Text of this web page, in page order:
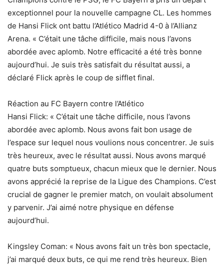
exceptionnel pour la nouvelle campagne CL. Les hommes
de Hansi Flick ont battu l’Atlético Madrid 4-0 à l’Allianz
Arena. « C’était une tâche difficile, mais nous l’avons
abordée avec aplomb. Notre efficacité a été très bonne
aujourd’hui. Je suis très satisfait du résultat aussi, a
déclaré Flick après le coup de sifflet final.
Réaction au FC Bayern contre l’Atlético
Hansi Flick: « C’était une tâche difficile, nous l’avons
abordée avec aplomb. Nous avons fait bon usage de
l’espace sur lequel nous voulions nous concentrer. Je suis
très heureux, avec le résultat aussi. Nous avons marqué
quatre buts somptueux, chacun mieux que le dernier. Nous
avons apprécié la reprise de la Ligue des Champions. C’est
crucial de gagner le premier match, on voulait absolument
y parvenir. J’ai aimé notre physique en défense
aujourd’hui.
Kingsley Coman: « Nous avons fait un très bon spectacle,
j’ai marqué deux buts, ce qui me rend très heureux. Bien